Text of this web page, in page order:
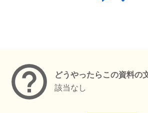
どうやったらこの資料の
該当なし